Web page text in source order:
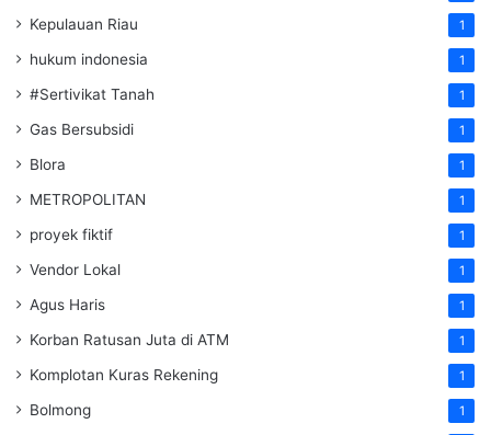
Kepulauan Riau 1
hukum indonesia 1
#Sertivikat Tanah 1
Gas Bersubsidi 1
Blora 1
METROPOLITAN 1
proyek fiktif 1
Vendor Lokal 1
Agus Haris 1
Korban Ratusan Juta di ATM 1
Komplotan Kuras Rekening 1
Bolmong 1